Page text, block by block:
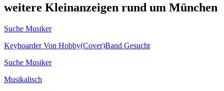
weitere Kleinanzeigen rund um München
Suche Musiker
Keyboarder Von Hobby(Cover)Band Gesucht
Suche Musiker
Musikalisch